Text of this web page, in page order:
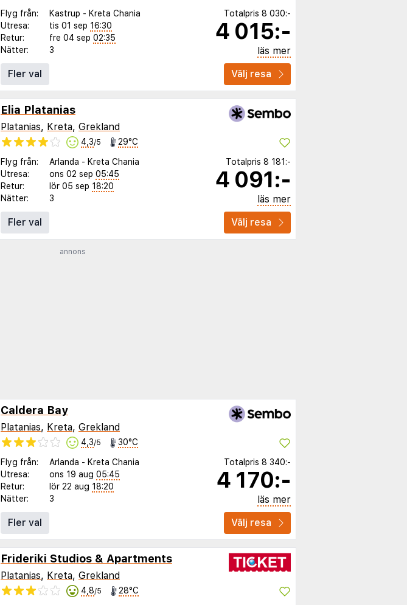
Flyg från: Kastrup - Kreta Chania
Utresa:
tis 01 sep 16:30
Retur:
fre 04 sep 02:35
Nätter:
3
Totalpris 8 030:-
4 015:-
läs mer
Fler val
Välj resa
Elia Platanias
Platanias, Kreta, Grekland
4,3/5 29°C
Flyg från: Arlanda - Kreta Chania
Utresa:
ons 02 sep 05:45
Retur:
lör 05 sep 18:20
Nätter:
3
Totalpris 8 181:-
4 091:-
läs mer
Fler val
Välj resa
annons
Caldera Bay
Platanias, Kreta, Grekland
4,3/5 30°C
Flyg från: Arlanda - Kreta Chania
Utresa:
ons 19 aug 05:45
Retur:
lör 22 aug 18:20
Nätter:
3
Totalpris 8 340:-
4 170:-
läs mer
Fler val
Välj resa
Frideriki Studios & Apartments
Platanias, Kreta, Grekland
4,8/5 28°C